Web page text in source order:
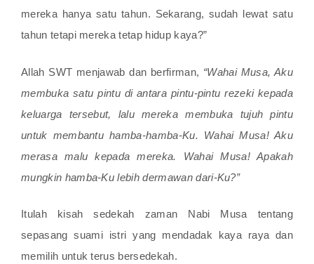
mereka hanya satu tahun. Sekarang, sudah lewat satu
tahun tetapi mereka tetap hidup kaya?”
Allah SWT menjawab dan berfirman, “Wahai Musa, Aku
membuka satu pintu di antara pintu-pintu rezeki kepada
keluarga tersebut, lalu mereka membuka tujuh pintu
untuk membantu hamba-hamba-Ku. Wahai Musa! Aku
merasa malu kepada mereka. Wahai Musa! Apakah
mungkin hamba-Ku lebih dermawan dari-Ku?”
Itulah kisah sedekah zaman Nabi Musa tentang
sepasang suami istri yang mendadak kaya raya dan
memilih untuk terus bersedekah.